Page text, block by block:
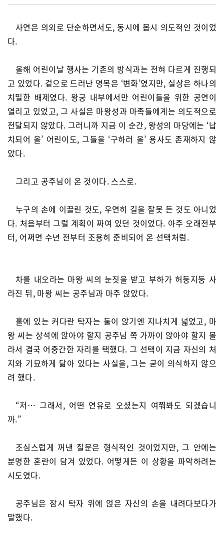
사연은 의외로 단순하면서도, 동시에 몹시 의도적인 것이었
다.
올해 어린이날 행사는 기존의 방식과는 전혀 다르게 진행되
고 있었다. 겉으로 드러난 명목은 ‘변화’였지만, 실상은 하나의
치밀한 배제였다. 왕궁 내부에서만 어린이들을 위한 공연이
열리고 있었고, 그 사실은 마왕성과 마족들에게는 의도적으로
전달되지 않았다. 그러니까 지금 이 순간, 왕성의 마당에는 ‘납
치되어 올’ 어린이도, 그들을 ‘구하러 올’ 용사도 존재하지 않
았다.
그리고 공주님이 온 것이다. 스스로.
누구의 손에 이끌린 것도, 우연히 길을 잘못 든 것도 아니었
다. 처음부터 그럴 계획이 짜여 있던 것이었다. 아주 오래전부
터, 어쩌면 수년 전부터 조용히 준비되어 온 선택처럼.
차를 내오라는 마왕 씨의 눈짓을 받고 부하가 허둥지둥 사
라진 뒤, 마왕 씨는 공주님과 마주 앉았다.
홀에 있는 커다란 탁자는 둘이 앉기엔 지나치게 넓었고, 마
왕 씨는 상석에 앉아야 할지 공주님 쪽 가까이 앉아야 할지 몰
라서 결국 어중간한 자리를 택했다. 그 선택이 지금 자신의 처
지와 기묘하게 닮아 있다는 사실을, 그는 굳이 의식하지 않으
려 했다.
“저… 그래서, 어떤 연유로 오셨는지 여쭤봐도 되겠습니
까.”
조심스럽게 꺼낸 질문은 형식적인 것이었지만, 그 안에는
분명한 혼란이 담겨 있었다. 어떻게든 이 상황을 파악하려는
시도였다.
공주님은 잠시 탁자 위에 얹은 자신의 손을 내려다보다가
말했다.